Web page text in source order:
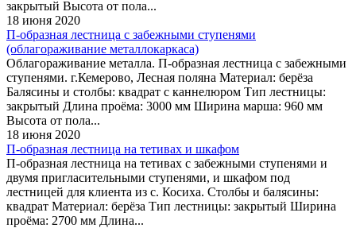
закрытый Высота от пола...
18 июня 2020
П-образная лестница с забежными ступенями
(облагораживание металлокаркаса)
Облагораживание металла. П-образная лестница с забежными
ступенями. г.Кемерово, Лесная поляна Материал: берёза
Балясины и столбы: квадрат с каннелюром Тип лестницы:
закрытый Длина проёма: 3000 мм Ширина марша: 960 мм
Высота от пола...
18 июня 2020
П-образная лестница на тетивах и шкафом
П-образная лестница на тетивах с забежными ступенями и
двумя пригласительными ступенями, и шкафом под
лестницей для клиента из с. Косиха. Столбы и балясины:
квадрат Материал: берёза Тип лестницы: закрытый Ширина
проёма: 2700 мм Длина...